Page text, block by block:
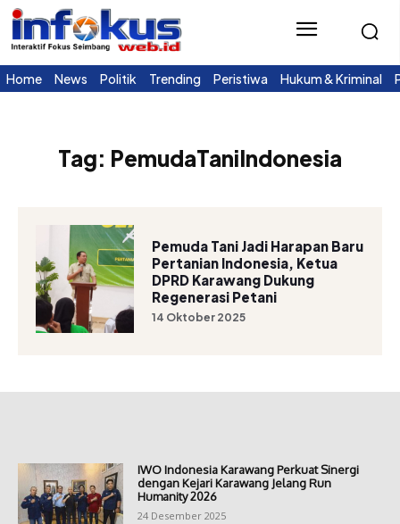
Home News Politik Trending Peristiwa Hukum & Kriminal
Tag: PemudaTaniIndonesia
Pemuda Tani Jadi Harapan Baru
Pertanian Indonesia, Ketua
DPRD Karawang Dukung
Regenerasi Petani
14 Oktober 2025
IWO Indonesia Karawang Perkuat Sinergi
dengan Kejari Karawang Jelang Run
Humanity 2026
24 Desember 2025